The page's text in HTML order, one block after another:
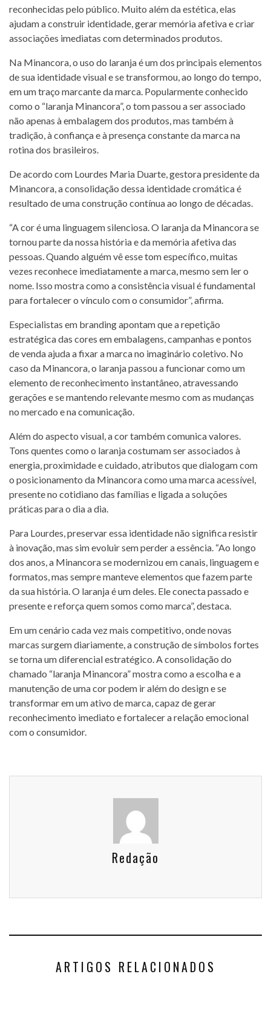
reconhecidas pelo público. Muito além da estética, elas
ajudam a construir identidade, gerar memória afetiva e criar
associações imediatas com determinados produtos.
Na Minancora, o uso do laranja é um dos principais elementos
de sua identidade visual e se transformou, ao longo do tempo,
em um traço marcante da marca. Popularmente conhecido
como o “laranja Minancora”, o tom passou a ser associado
não apenas à embalagem dos produtos, mas também à
tradição, à confiança e à presença constante da marca na
rotina dos brasileiros.
De acordo com Lourdes Maria Duarte, gestora presidente da
Minancora, a consolidação dessa identidade cromática é
resultado de uma construção contínua ao longo de décadas.
“A cor é uma linguagem silenciosa. O laranja da Minancora se
tornou parte da nossa história e da memória afetiva das
pessoas. Quando alguém vê esse tom específico, muitas
vezes reconhece imediatamente a marca, mesmo sem ler o
nome. Isso mostra como a consistência visual é fundamental
para fortalecer o vínculo com o consumidor”, afirma.
Especialistas em branding apontam que a repetição
estratégica das cores em embalagens, campanhas e pontos
de venda ajuda a fixar a marca no imaginário coletivo. No
caso da Minancora, o laranja passou a funcionar como um
elemento de reconhecimento instantâneo, atravessando
gerações e se mantendo relevante mesmo com as mudanças
no mercado e na comunicação.
Além do aspecto visual, a cor também comunica valores.
Tons quentes como o laranja costumam ser associados à
energia, proximidade e cuidado, atributos que dialogam com
o posicionamento da Minancora como uma marca acessível,
presente no cotidiano das famílias e ligada a soluções
práticas para o dia a dia.
Para Lourdes, preservar essa identidade não significa resistir
à inovação, mas sim evoluir sem perder a essência. “Ao longo
dos anos, a Minancora se modernizou em canais, linguagem e
formatos, mas sempre manteve elementos que fazem parte
da sua história. O laranja é um deles. Ele conecta passado e
presente e reforça quem somos como marca”, destaca.
Em um cenário cada vez mais competitivo, onde novas
marcas surgem diariamente, a construção de símbolos fortes
se torna um diferencial estratégico. A consolidação do
chamado “laranja Minancora” mostra como a escolha e a
manutenção de uma cor podem ir além do design e se
transformar em um ativo de marca, capaz de gerar
reconhecimento imediato e fortalecer a relação emocional
com o consumidor.
Redação
ARTIGOS RELACIONADOS